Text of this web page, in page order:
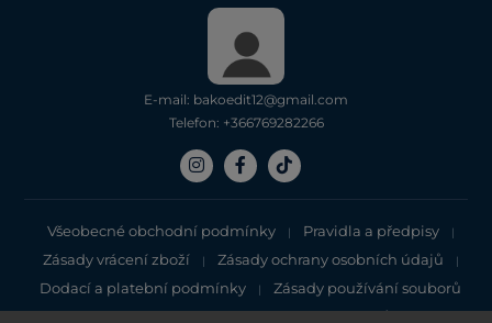
E-mail: bakoedit12@gmail.com
Telefon: +366769282266
Všeobecné obchodní podmínky | Pravidla a předpisy |
Zásady vrácení zboží | Zásady ochrany osobních údajů |
Dodací a platební podmínky |
Zásady používání souborů
cookie
Zásady ochrany osobních údajů